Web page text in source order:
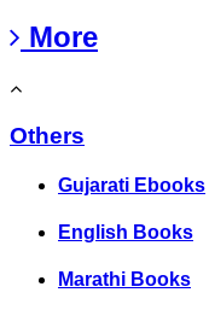
More
Others
Gujarati Ebooks
English Books
Marathi Books